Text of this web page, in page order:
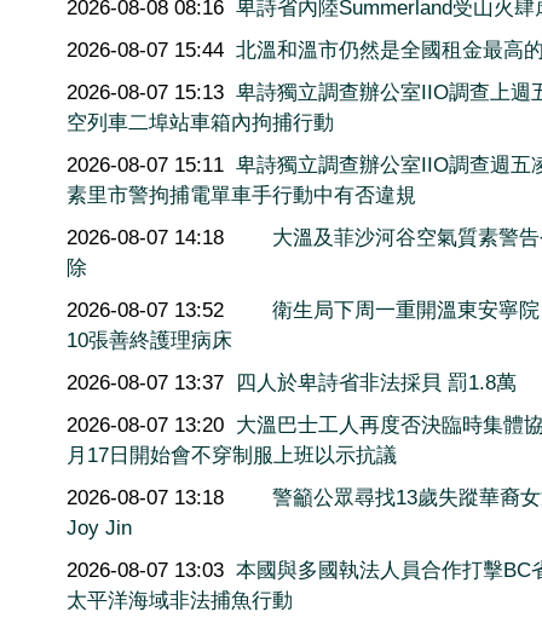
2026-08-08 08:16 卑詩省內陸Summerland受山火肆
2026-08-07 15:44 北溫和溫市仍然是全國租金最高
2026-08-07 15:13 卑詩獨立調查辦公室IIO調查上週
空列車二埠站車箱內拘捕行動
2026-08-07 15:11 卑詩獨立調查辦公室IIO調查週五
素里市警拘捕電單車手行動中有否違規
2026-08-07 14:18
大溫及菲沙河谷空氣質素警
除
2026-08-07 13:52
衛生局下周一重開溫東安寧
10張善終護理病床
2026-08-07 13:37 四人於卑詩省非法採貝 罰1.8萬
2026-08-07 13:20 大溫巴士工人再度否決臨時集體
月17日開始會不穿制服上班以示抗議
2026-08-07 13:18
警籲公眾尋找13歲失蹤華裔
Joy Jin
2026-08-07 13:03 本國與多國執法人員合作打擊BC
太平洋海域非法捕魚行動